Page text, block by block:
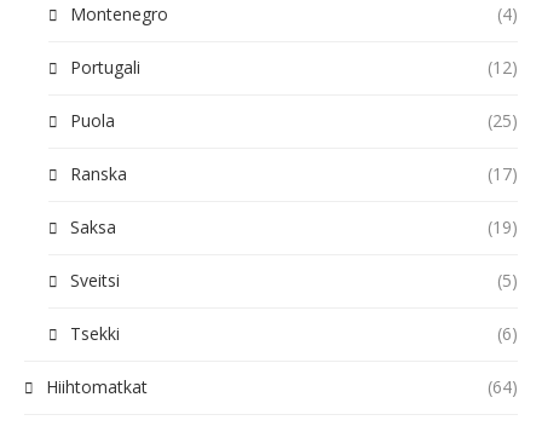
Montenegro (4)
Portugali (12)
Puola (25)
Ranska (17)
Saksa (19)
Sveitsi (5)
Tsekki (6)
Hiihtomatkat (64)